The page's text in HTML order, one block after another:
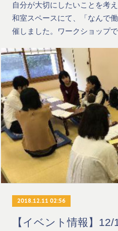
自分が大切にしたいことを考
和室スペースにて、「なんで
催しました。ワークショップ
2018.12.11 02:56
【イベント情報】